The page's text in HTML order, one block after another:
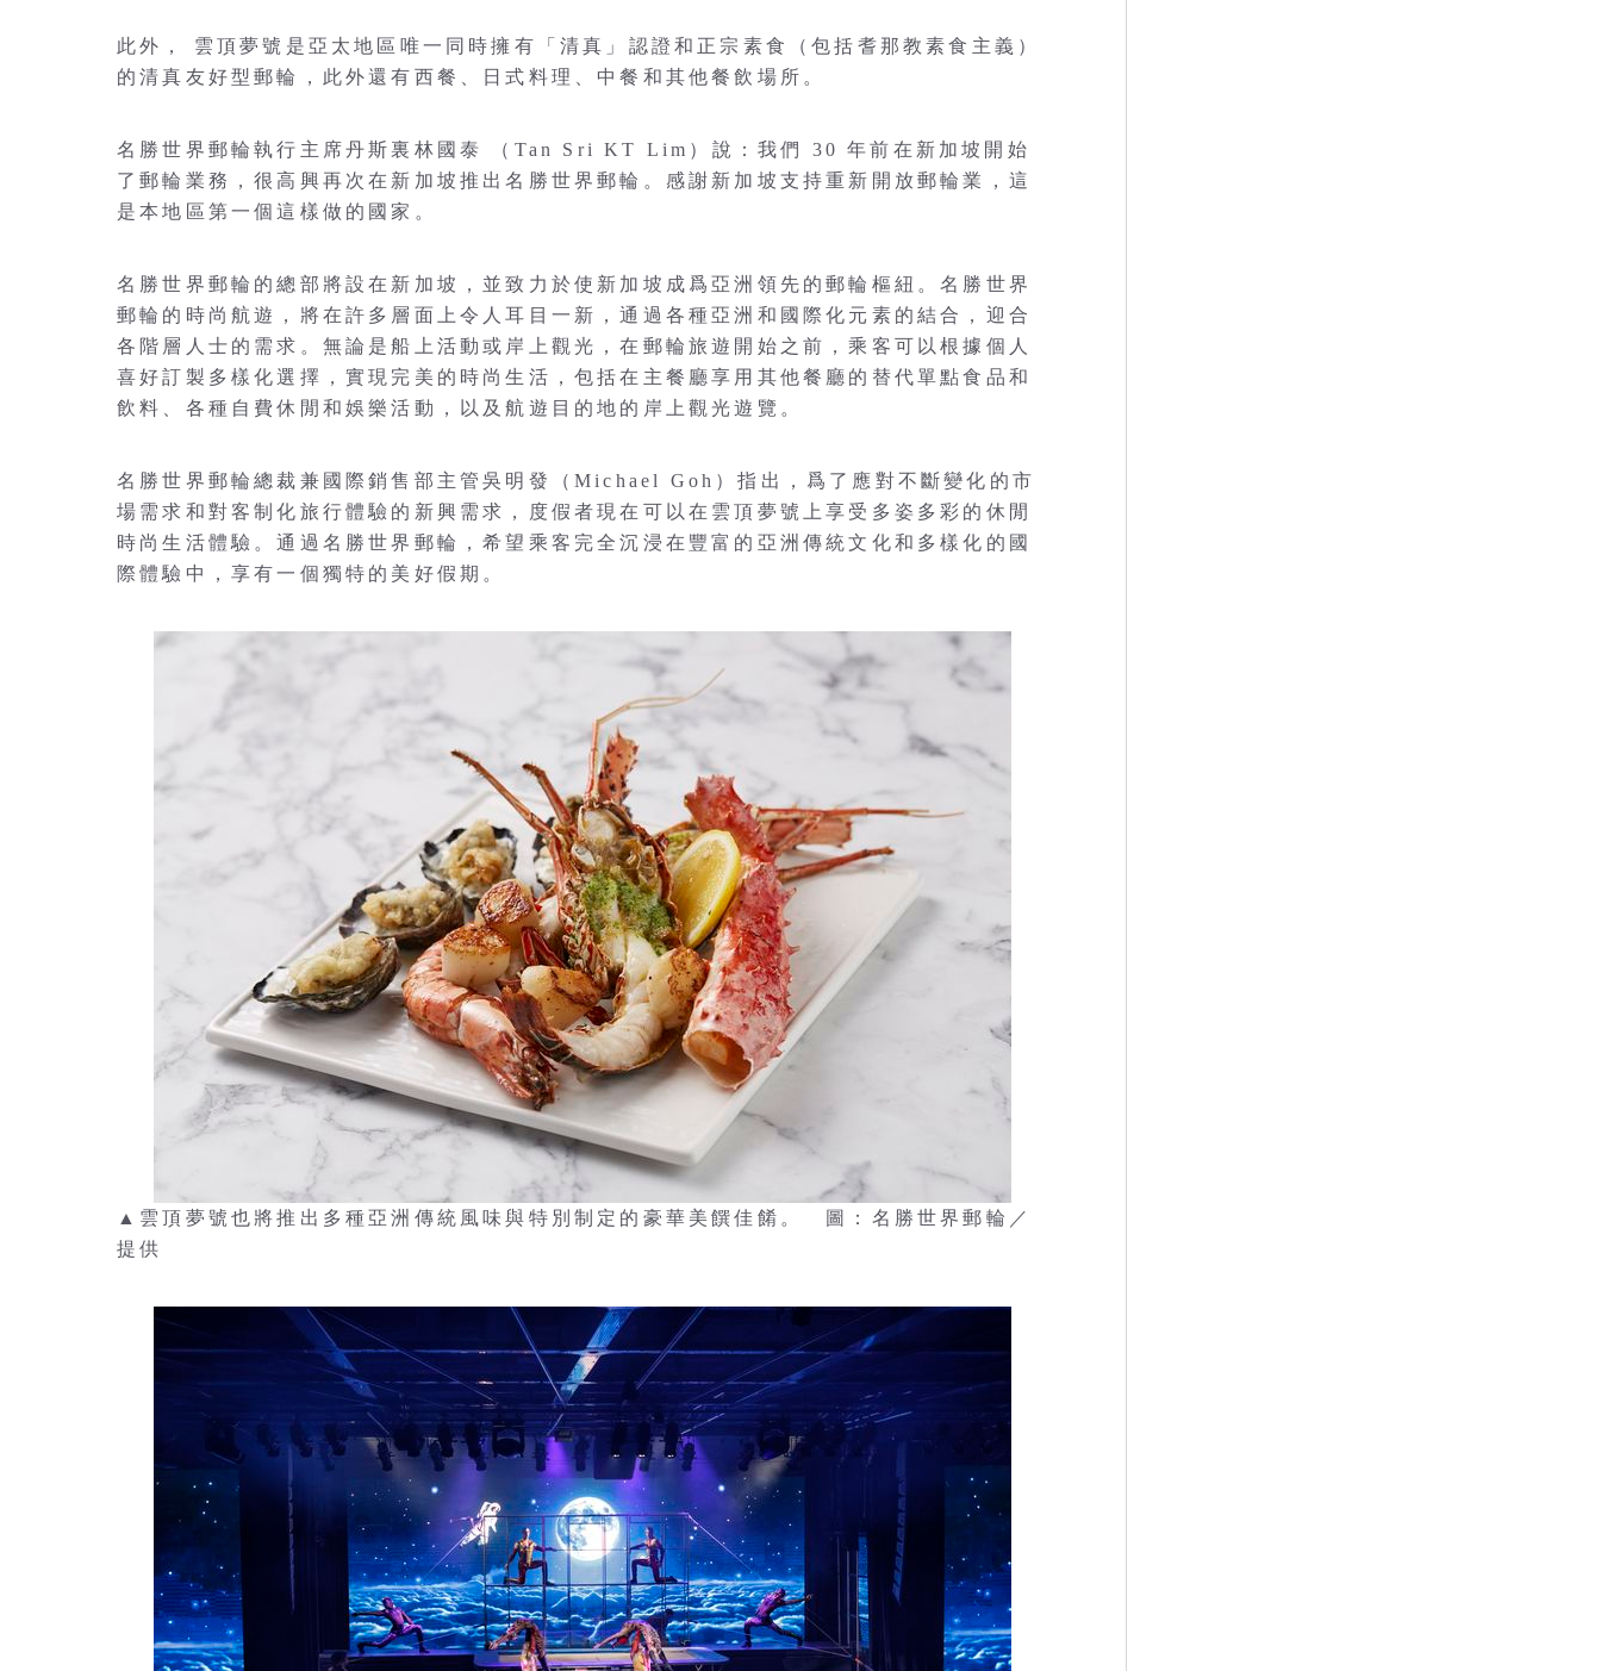
此外， 雲頂夢號是亞太地區唯一同時擁有「清真」認證和正宗素食（包括耆那教素食主義）
的清真友好型郵輪，此外還有西餐、日式料理、中餐和其他餐飲場所。
名勝世界郵輪執行主席丹斯裏林國泰 （Tan Sri KT Lim）說：我們 30 年前在新加坡開始
了郵輪業務，很高興再次在新加坡推出名勝世界郵輪。感謝新加坡支持重新開放郵輪業，這
是本地區第一個這樣做的國家。
名勝世界郵輪的總部將設在新加坡，並致力於使新加坡成爲亞洲領先的郵輪樞紐。名勝世界
郵輪的時尚航遊，將在許多層面上令人耳目一新，通過各種亞洲和國際化元素的結合，迎合
各階層人士的需求。無論是船上活動或岸上觀光，在郵輪旅遊開始之前，乘客可以根據個人
喜好訂製多樣化選擇，實現完美的時尚生活，包括在主餐廳享用其他餐廳的替代單點食品和
飲料、各種自費休閒和娛樂活動，以及航遊目的地的岸上觀光遊覽。
名勝世界郵輪總裁兼國際銷售部主管吳明發（Michael Goh）指出，爲了應對不斷變化的市
場需求和對客制化旅行體驗的新興需求，度假者現在可以在雲頂夢號上享受多姿多彩的休閒
時尚生活體驗。通過名勝世界郵輪，希望乘客完全沉浸在豐富的亞洲傳統文化和多樣化的國
際體驗中，享有一個獨特的美好假期。
▲雲頂夢號也將推出多種亞洲傳統風味與特別制定的豪華美饌佳餚。 圖：名勝世界郵輪／
提供